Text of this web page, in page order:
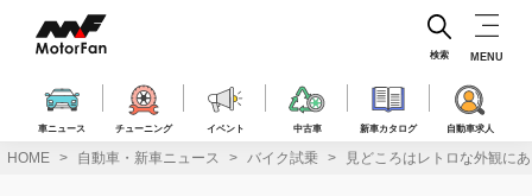
ス
車ニュース チューニング イベント 中古車 新車カタログ 自動車求人
検索 MENU
HOME 自動車・新車ニュース バイク試乗 見どころはレトロな外観に